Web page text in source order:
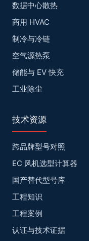
数据中心散热
商用 HVAC
制冷与冷链
空气源热泵
储能与 EV 快充
工业除尘
技术资源
跨品牌型号对照
EC 风机选型计算器
国产替代型号库
工程知识
工程案例
认证与技术证据